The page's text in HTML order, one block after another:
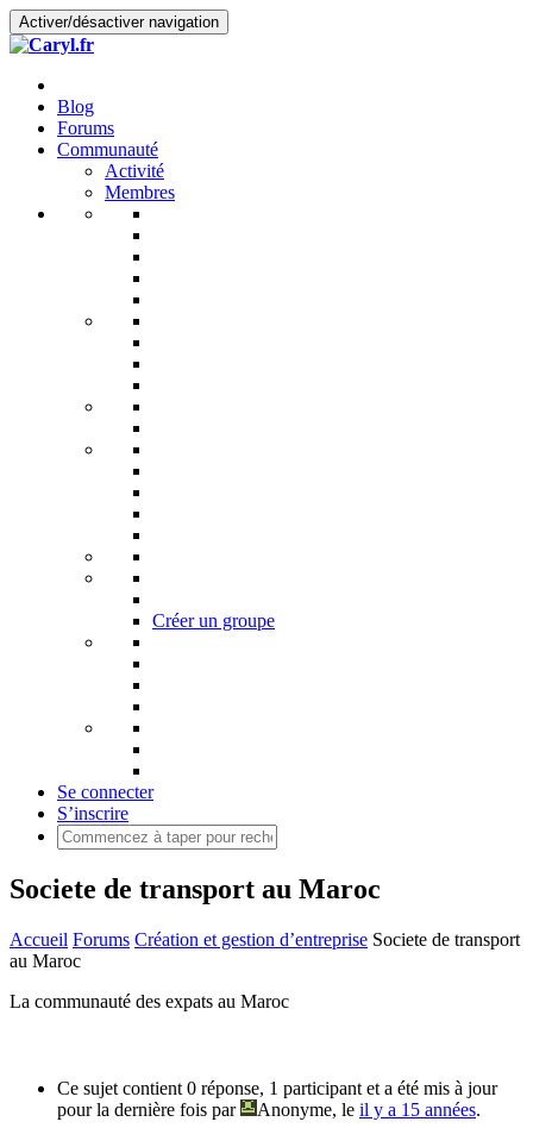
Activer/désactiver navigation
Blog
Forums
Communauté
Activité
Membres
Créer un groupe
Se connecter
S’inscrire
Societe de transport au Maroc
Accueil Forums Création et gestion d’entreprise Societe de transport
au Maroc
La communauté des expats au Maroc
Ce sujet contient 0 réponse, 1 participant et a été mis à jour
pour la dernière fois par
Anonyme, le il y a 15 années.